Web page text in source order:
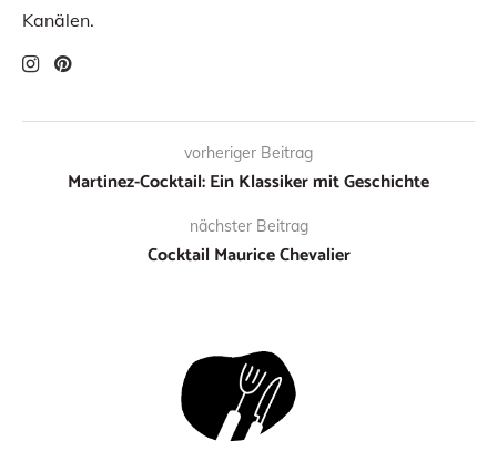
Kanälen.
vorheriger Beitrag
Martinez-Cocktail: Ein Klassiker mit Geschichte
nächster Beitrag
Cocktail Maurice Chevalier